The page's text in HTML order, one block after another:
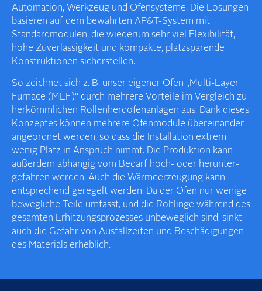
Automation, Werkzeug und Ofen­systeme. Die Lösungen
basieren auf dem bewährten AP&T-System mit
Standard­modulen, die wiederum sehr viel Flexibilität,
hohe Zuverlässig­keit und kompakte, platz­sparende
Konstruktionen sicher­stellen.
So zeichnet sich z. B. unser eigener Ofen „Multi-Layer
Furnace (MLF)“ durch mehrere Vorteile im Vergleich zu
herkömmlichen Rollenherdofen­anlagen aus. Dank dieses
Konzeptes können mehrere Ofen­module über­einander
angeordnet werden, so dass die Installation extrem
wenig Platz in Anspruch nimmt. Die Produktion kann
außerdem abhängig vom Bedarf hoch- oder herunter­
gefahren werden. Auch die Wärme­erzeugung kann
entsprechend geregelt werden. Da der Ofen nur wenige
bewegliche Teile umfasst, und die Rohlinge während des
gesamten Erhitzungs­prozesses unbeweglich sind, sinkt
auch die Gefahr von Ausfallzeiten und Beschädigungen
des Materials erheblich.